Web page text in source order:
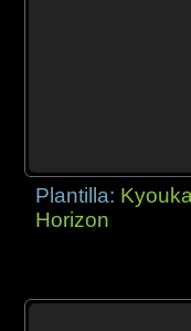
Plantilla:
Horizon